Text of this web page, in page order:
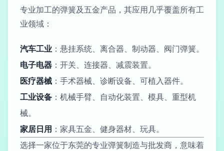
专业加工的弹簧及五金产品，其应用几乎覆盖所有工
业领域：
汽车工业 ：悬挂系统、离合器、制动器、阀门弹簧。
电子电器 ：开关、连接器、减震装置。
医疗器械 ：手术器械、诊断设备、可植入器件。
工业设备 ：机械手臂、自动化装置、模具、重型机
械。
家居日用 ：家具五金、健身器材、玩具。
选择一家位于东莞的专业弹簧制造与批发商，意味着